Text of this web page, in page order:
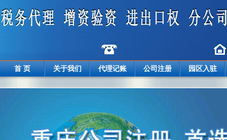
首 页 关于我们 代理记账 公司注册 园区入驻